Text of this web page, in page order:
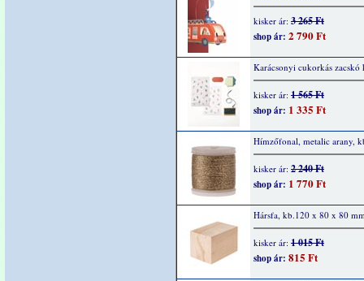
kisker ár: 3 265 Ft
shop ár: 2 790 Ft
Karácsonyi cukorkás zacskó
kisker ár: 1 565 Ft
shop ár: 1 335 Ft
Hímzőfonal, metalic arany,
kisker ár: 2 240 Ft
shop ár: 1 770 Ft
Hársfa, kb.120 x 80 x 80
kisker ár: 1 015 Ft
shop ár: 815 Ft